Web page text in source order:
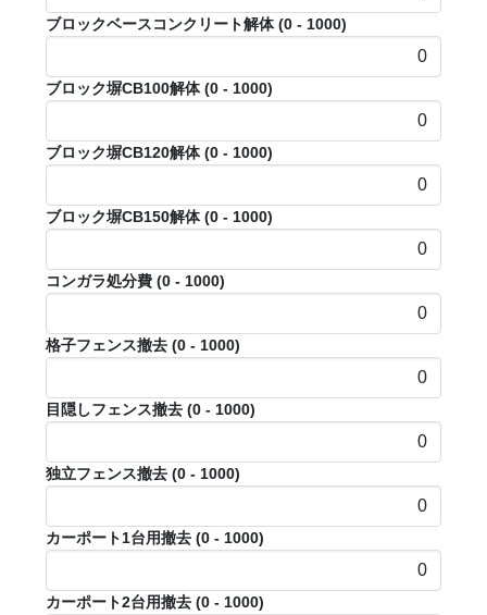
ブロックベースコンクリート解体(0 - 1000)
ブロック塀CB100解体(0 - 1000)
ブロック塀CB120解体(0 - 1000)
ブロック塀CB150解体(0 - 1000)
コンガラ処分費 (0 - 1000)
格子フェンス撤去 (0 - 1000)
目隠しフェンス撤去 (0 - 1000)
独立フェンス撤去 (0 - 1000)
カーポート1台用撤去 (0 - 1000)
カーポート2台用撤去 (0 - 1000)